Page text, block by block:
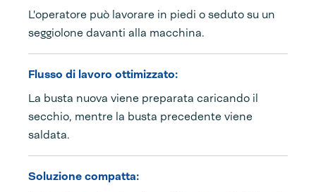
L'operatore può lavorare in piedi o seduto su un
seggiolone davanti alla macchina.
Flusso di lavoro ottimizzato:
La busta nuova viene preparata caricando il
secchio, mentre la busta precedente viene
saldata.
Soluzione compatta: